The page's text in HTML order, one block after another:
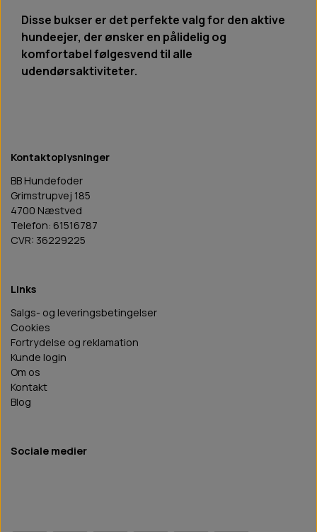
Disse bukser er det perfekte valg for den aktive
hundeejer, der ønsker en pålidelig og
komfortabel følgesvend til alle
udendørsaktiviteter.
Kontaktoplysninger
BB Hundefoder
Grimstrupvej 185
4700 Næstved
Telefon: 61516787
CVR: 36229225
Links
Salgs- og leveringsbetingelser
Cookies
Fortrydelse og reklamation
Kunde login
Om os
Kontakt
Blog
Sociale medier